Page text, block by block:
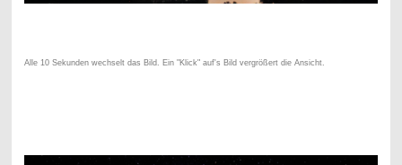
Alle 10 Sekunden wechselt das Bild. Ein "Klick" auf's Bild vergrößert die Ansicht.